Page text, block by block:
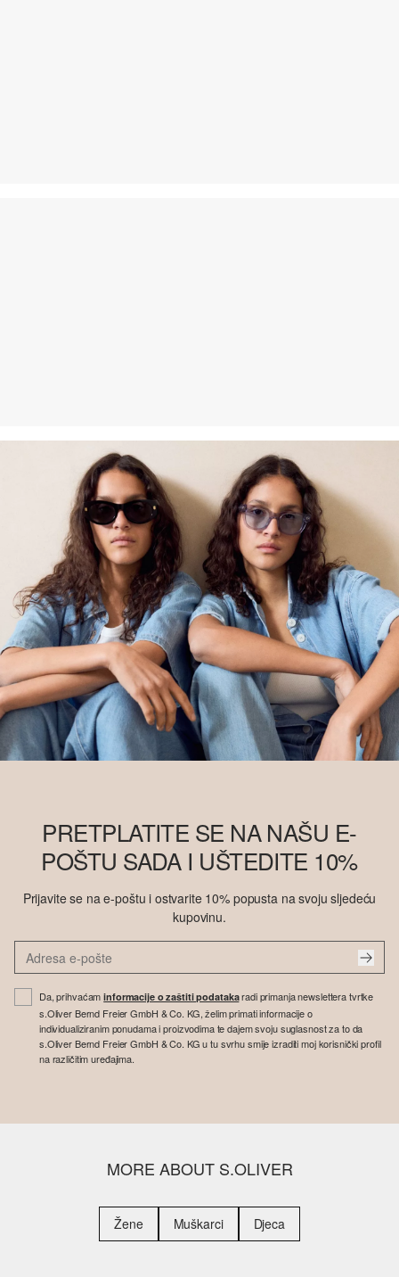
stoga možda ne sadrži Better Cotton.Više informacija o tome
pronaći ćete nasoliver-group.com
PRETPLATITE SE NA NAŠU E-
POŠTU SADA I UŠTEDITE 10%
Prijavite se na e-poštu i ostvarite 10% popusta na svoju sljedeću
kupovinu.
Da, prihvaćaminformacije o zaštiti podatakaradi primanja newslettera tvrtke
s.Oliver Bernd Freier GmbH & Co. KG, želim primati informacije o
individualiziranim ponudama i proizvodima te dajem svoju suglasnost za to da
s.Oliver Bernd Freier GmbH & Co. KG u tu svrhu smije izraditi moj korisnički profil
na različitim uređajima.
MORE ABOUT S.OLIVER
Žene Muškarci Djeca